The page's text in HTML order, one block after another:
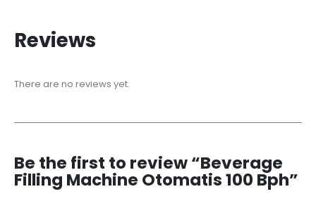
Reviews
There are no reviews yet.
Be the first to review “Beverage
Filling Machine Otomatis 100 Bph”